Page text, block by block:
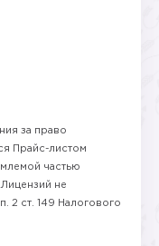
за право
Прайс-листом
частью
не
2 ст. 149 Налогового